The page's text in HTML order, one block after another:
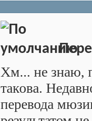
Хм... не знаю,
такова.
перевода